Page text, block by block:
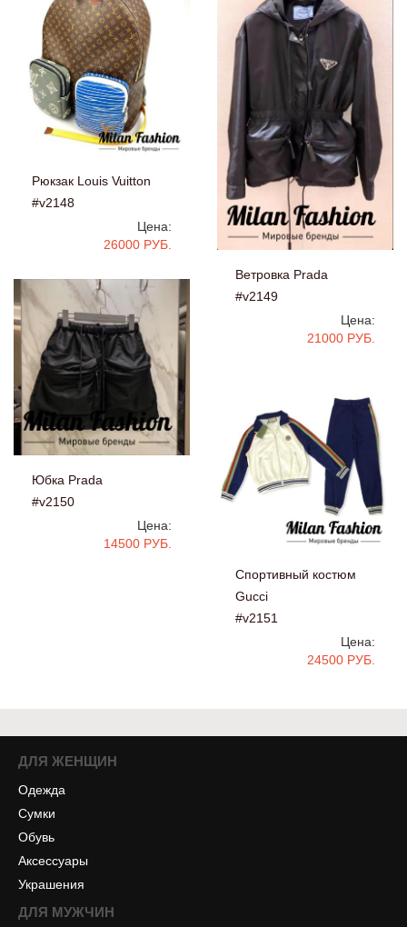
Рюкзак Louis Vuitton
#v2148
Цена:
26000 РУБ.
Ветровка Prada
#v2149
Цена:
21000 РУБ.
Юбка Prada
#v2150
Цена:
14500 РУБ.
Спортивный костюм
Gucci
#v2151
Цена:
24500 РУБ.
ДЛЯ ЖЕНЩИН
Одежда
Сумки
Обувь
Аксессуары
Украшения
ДЛЯ МУЖЧИН